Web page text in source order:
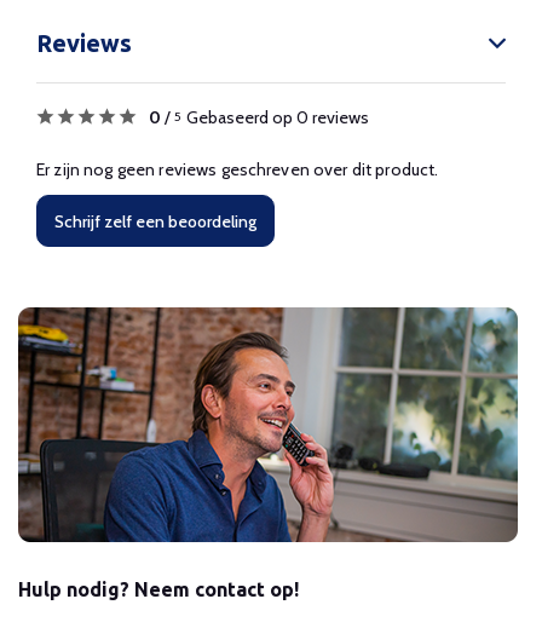
Reviews
0 / 5 Gebaseerd op 0 reviews
Er zijn nog geen reviews geschreven over dit product.
Schrijf zelf een beoordeling
Hulp nodig? Neem contact op!